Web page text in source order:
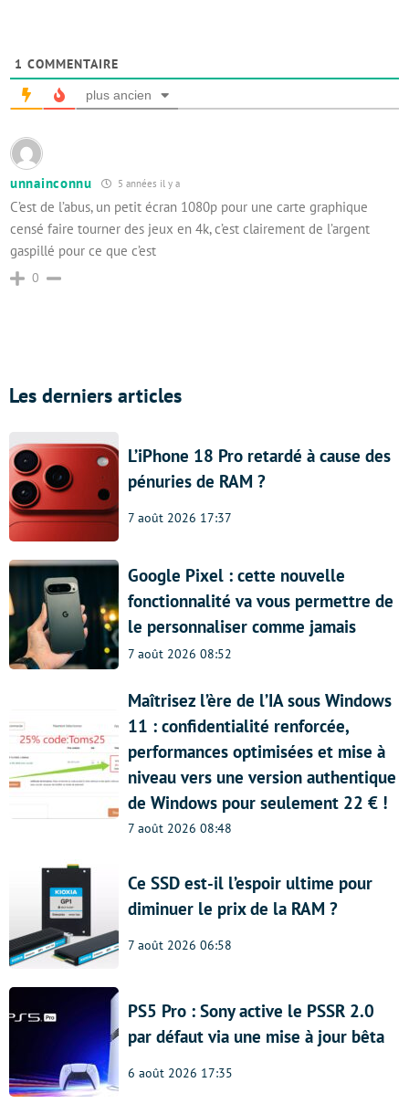
1 COMMENTAIRE
plus ancien
unnainconnu 5 années il y a
C’est de l’abus, un petit écran 1080p pour une carte graphique
censé faire tourner des jeux en 4k, c’est clairement de l’argent
gaspillé pour ce que c’est
0
Les derniers articles
L’iPhone 18 Pro retardé à cause des
pénuries de RAM ?
7 août 2026 17:37
Google Pixel : cette nouvelle
fonctionnalité va vous permettre de
le personnaliser comme jamais
7 août 2026 08:52
Maîtrisez l’ère de l’IA sous Windows
11 : confidentialité renforcée,
performances optimisées et mise à
niveau vers une version authentique
de Windows pour seulement 22 € !
7 août 2026 08:48
Ce SSD est-il l’espoir ultime pour
diminuer le prix de la RAM ?
7 août 2026 06:58
PS5 Pro : Sony active le PSSR 2.0
par défaut via une mise à jour bêta
6 août 2026 17:35